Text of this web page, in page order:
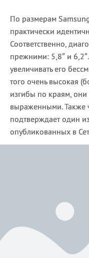
По размерам
практически
Соответственно,
прежними: 5,8″ и
увеличивать его
того очень высокая
изгибы по краям, они
выраженными. Также
подтверждает один
опубликованных в